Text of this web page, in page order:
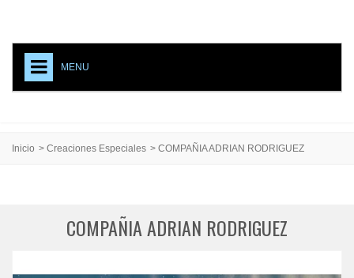
MENU
CREACIONES ESPECIALES
Inicio > Creaciones Especiales > COMPAÑIA ADRIAN RODRIGUEZ
COMPAÑIA ADRIAN RODRIGUEZ